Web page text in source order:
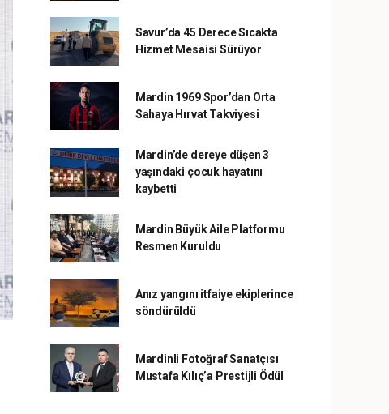
Savur’da 45 Derece Sıcakta
Hizmet Mesaisi Sürüyor
Mardin 1969 Spor’dan Orta
Sahaya Hırvat Takviyesi
Mardin’de dereye düşen 3
yaşındaki çocuk hayatını
kaybetti
Mardin Büyük Aile Platformu
Resmen Kuruldu
Anız yangını itfaiye ekiplerince
söndürüldü
Mardinli Fotoğraf Sanatçısı
Mustafa Kılıç’a Prestijli Ödül